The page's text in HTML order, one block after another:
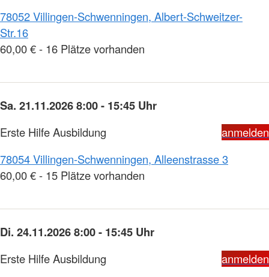
78052 Villingen-Schwenningen, Albert-Schweitzer-
Str.16
60,00 € - 16 Plätze vorhanden
Sa. 21.11.2026 8:00 - 15:45 Uhr
Erste Hilfe Ausbildung
anmelden
78054 Villingen-Schwenningen, Alleenstrasse 3
60,00 € - 15 Plätze vorhanden
Di. 24.11.2026 8:00 - 15:45 Uhr
Erste Hilfe Ausbildung
anmelden